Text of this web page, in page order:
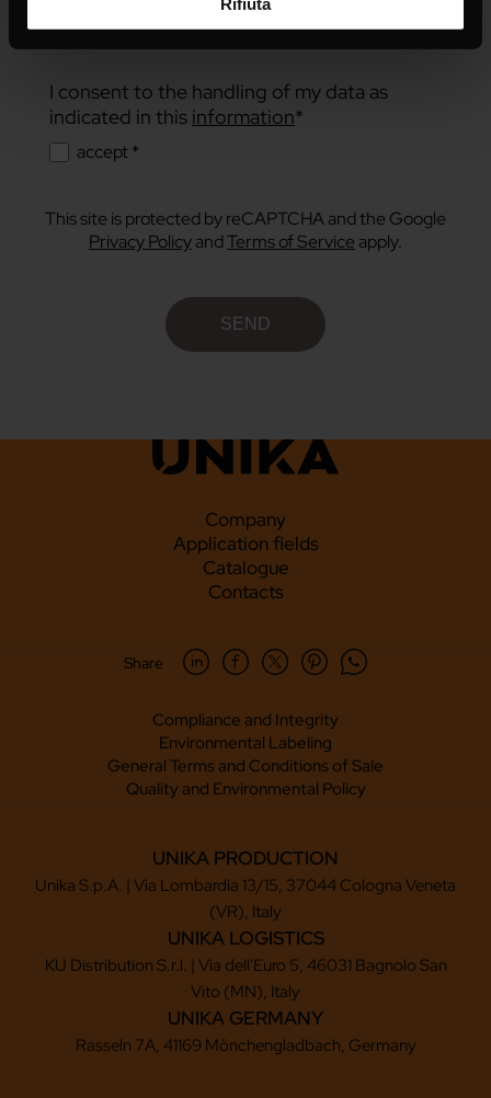
I consent to the handling of my data as
indicated in this information*
accept *
This site is protected by reCAPTCHA and the Google
Privacy PolicyandTerms of Service apply.
Company
Application fields
Catalogue
Contacts
Compliance and Integrity
Environmental Labeling
General Terms and Conditions of Sale
Quality and Environmental Policy
Share
UNIKA PRODUCTION
Unika S.p.A. | Via Lombardia 13/15, 37044 Cologna Veneta
(VR), Italy
UNIKA LOGISTICS
KU Distribution S.r.l. | Via dell'Euro 5, 46031 Bagnolo San
Vito (MN), Italy
UNIKA GERMANY
Rasseln 7A, 41169 Mönchengladbach, Germany